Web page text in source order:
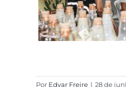
Por Edvar Freire | 28 de